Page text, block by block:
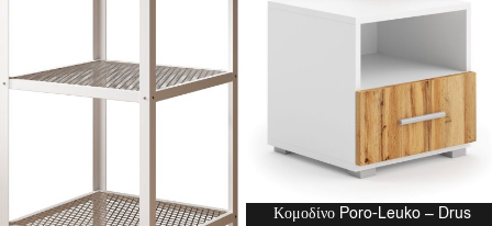
Κομοδίνο Poro-Leuko – Drus